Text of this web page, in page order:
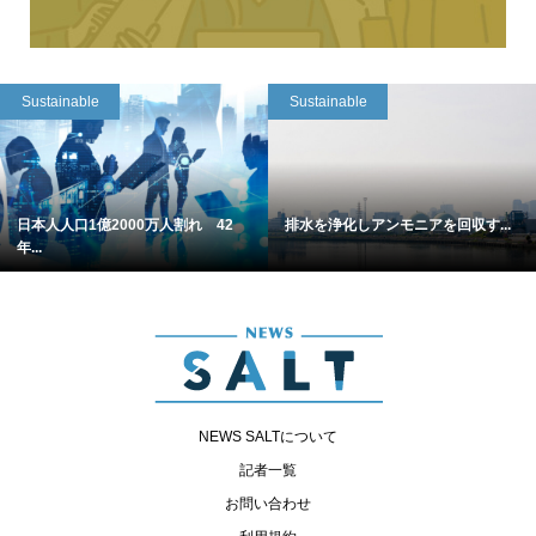
Sustainable
日本人人口1億2000万人割れ 42
年...
Sustainable
排水を浄化しアンモニアを回収す...
NEWS SALTについて
記者一覧
お問い合わせ